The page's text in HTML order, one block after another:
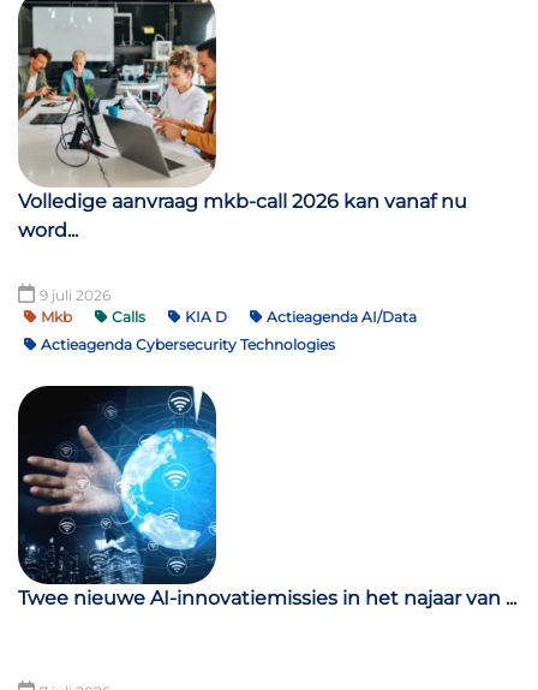
Volledige aanvraag mkb-call 2026 kan vanaf nu
word...
9 juli 2026
Mkb
Calls KIA D
Actieagenda AI/Data
Actieagenda Cybersecurity Technologies
Twee nieuwe AI-innovatiemissies in het najaar van ...